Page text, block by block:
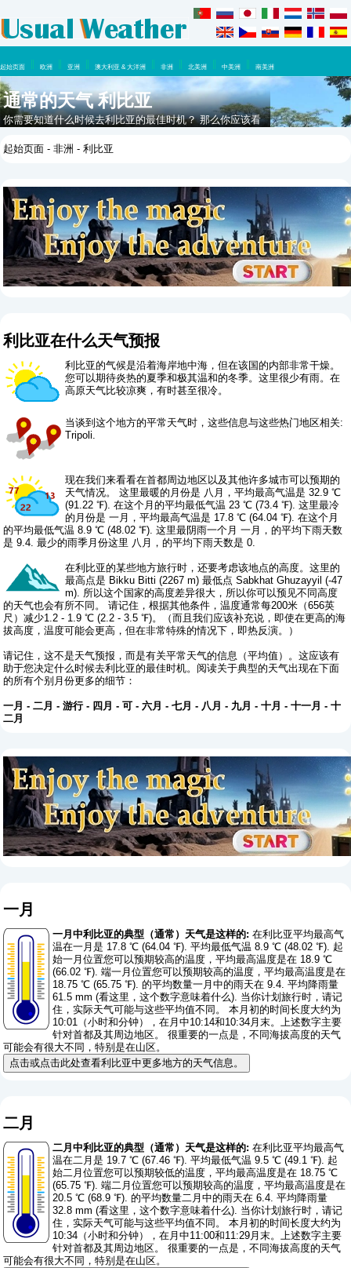
起始页面 欧洲 亚洲 澳大利亚 & 大洋洲 非洲 北美洲 中美洲 南美洲
通常的天气 利比亚
你需要知道什么时候去利比亚的最佳时机？ 那么你应该看
起始页面 -非洲 - 利比亚
利比亚在什么天气预报
利比亚的气候是沿着海岸地中海，但在该国的内部非常干燥。
您可以期待炎热的夏季和极其温和的冬季。这里很少有雨。在
高原天气比较凉爽，有时甚至很冷。
当谈到这个地方的平常天气时，这些信息与这些热门地区相关:
Tripoli.
现在我们来看看在首都周边地区以及其他许多城市可以预期的
天气情况。 这里最暖的月份是 八月，平均最高气温是 32.9 ℃
(91.22 ℉). 在这个月的平均最低气温 23 ℃ (73.4 ℉). 这里最冷
的月份是 一月，平均最高气温是 17.8 ℃ (64.04 ℉). 在这个月
的平均最低气温 8.9 ℃ (48.02 ℉). 这里最阴雨一个月 一月，的平均下雨天数
是 9.4. 最少的雨季月份这里 八月，的平均下雨天数是 0.
在利比亚的某些地方旅行时，还要考虑该地点的高度。这里的
最高点是 Bikku Bitti (2267 m) 最低点 Sabkhat Ghuzayyil (-47
m). 所以这个国家的高度差异很大，所以你可以预见不同高度
的天气也会有所不同。 请记住，根据其他条件，温度通常每200米（656英
尺）减少1.2 - 1.9 ℃ (2.2 - 3.5 ℉)。（而且我们应该补充说，即使在更高的海
拔高度，温度可能会更高，但在非常特殊的情况下，即热反演。）
请记住，这不是天气预报，而是有关平常天气的信息（平均值）。这应该有
助于您决定什么时候去利比亚的最佳时机。阅读关于典型的天气出现在下面
的所有个别月份更多的细节：
一月 -二月 -游行- 四月 -可 -六月 -七月 - 八月 - 九月 -十月 -十一月 -十
二月
一月
一月中利比亚的典型（通常）天气是这样的: 在利比亚平均最高气
温在一月是 17.8 ℃ (64.04 ℉). 平均最低气温 8.9 ℃ (48.02 ℉). 起
始一月位置您可以预期较高的温度，平均最高温度是在 18.9 ℃
(66.02 ℉). 端一月位置您可以预期较高的温度，平均最高温度是在
18.75 ℃ (65.75 ℉). 的平均数量一月中的雨天在 9.4. 平均降雨量
61.5 mm (看这里，这个数字意味着什么). 当你计划旅行时，请记
住，实际天气可能与这些平均值不同。 本月初的时间长度大约为
10:01（小时和分钟），在月中10:14和10:34月末。上述数字主要
针对首都及其周边地区。 很重要的一点是，不同海拔高度的天气
可能会有很大不同，特别是在山区。
点击或点击此处查看利比亚中更多地方的天气信息。
二月
二月中利比亚的典型（通常）天气是这样的: 在利比亚平均最高气
温在二月是 19.7 ℃ (67.46 ℉). 平均最低气温 9.5 ℃ (49.1 ℉). 起
始二月位置您可以预期较低的温度，平均最高温度是在 18.75 ℃
(65.75 ℉). 端二月位置您可以预期较高的温度，平均最高温度是在
20.5 ℃ (68.9 ℉). 的平均数量二月中的雨天在 6.4. 平均降雨量
32.8 mm (看这里，这个数字意味着什么). 当你计划旅行时，请记
住，实际天气可能与这些平均值不同。 本月初的时间长度大约为
10:34（小时和分钟），在月中11:00和11:29月末。上述数字主要
针对首都及其周边地区。 很重要的一点是，不同海拔高度的天气
可能会有很大不同，特别是在山区。